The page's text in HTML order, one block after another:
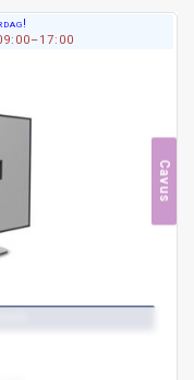
een tv. Wil je de
dan kom je naar
die jij kunt
jou is ligt aan
bij
prijs
tv
Cavus